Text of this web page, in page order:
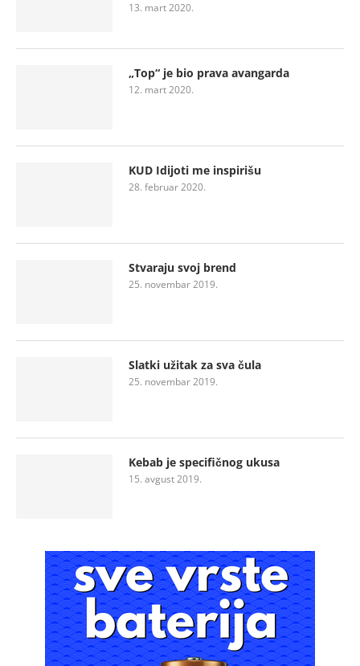
13. mart 2020.
„Top“ je bio prava avangarda
12. mart 2020.
KUD Idijoti me inspirišu
28. februar 2020.
Stvaraju svoj brend
25. novembar 2019.
Slatki užitak za sva čula
25. novembar 2019.
Kebab je specifičnog ukusa
15. avgust 2019.